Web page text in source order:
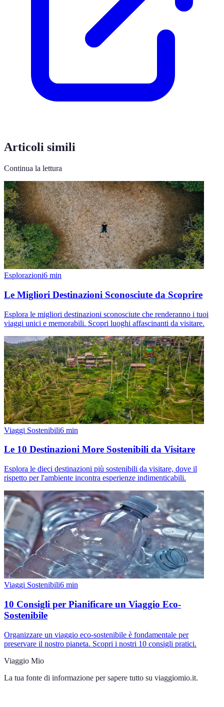
Articoli simili
Continua la lettura
Esplorazioni6 min
Le Migliori Destinazioni Sconosciute da Scoprire
Esplora le migliori destinazioni sconosciute che renderanno i tuoi
viaggi unici e memorabili. Scopri luoghi affascinanti da visitare.
Viaggi Sostenibili6 min
Le 10 Destinazioni More Sostenibili da Visitare
Esplora le dieci destinazioni più sostenibili da visitare, dove il
rispetto per l'ambiente incontra esperienze indimenticabili.
Viaggi Sostenibili6 min
10 Consigli per Pianificare un Viaggio Eco-
Sostenibile
Organizzare un viaggio eco-sostenibile è fondamentale per
preservare il nostro pianeta. Scopri i nostri 10 consigli pratici.
Viaggio Mio
La tua fonte di informazione per sapere tutto su viaggiomio.it.